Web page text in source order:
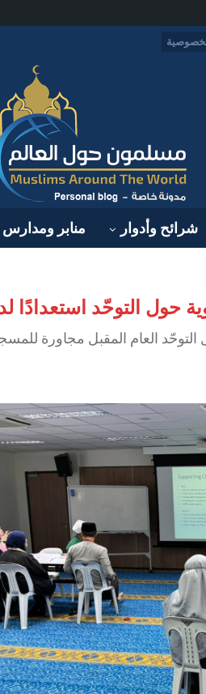
شرائح وأدوار منابر ومدارس
التوحّد استعدادًا
العام المقبل مجاورة